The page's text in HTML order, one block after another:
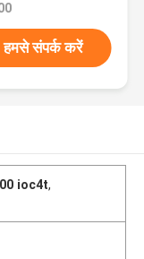
हमसे संपर्क करें
ioc4t,